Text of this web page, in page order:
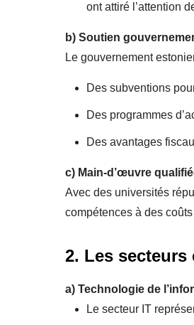
ont attiré l’attention
b) Soutien
Le gouvernement
Des subventions
Des programmes
Des avantages
c) Main-d’œuvre
Avec des universités
compétences à des
2. Les
a) Technologie de
Le secteur IT